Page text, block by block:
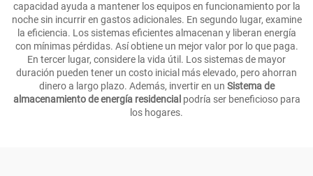
capacidad ayuda a mantener los equipos en funcionamiento por la
noche sin incurrir en gastos adicionales. En segundo lugar, examine
la eficiencia. Los sistemas eficientes almacenan y liberan energía
con mínimas pérdidas. Así obtiene un mejor valor por lo que paga.
En tercer lugar, considere la vida útil. Los sistemas de mayor
duración pueden tener un costo inicial más elevado, pero ahorran
dinero a largo plazo. Además, invertir en un Sistema de
almacenamiento de energía residencial podría ser beneficioso para
los hogares.